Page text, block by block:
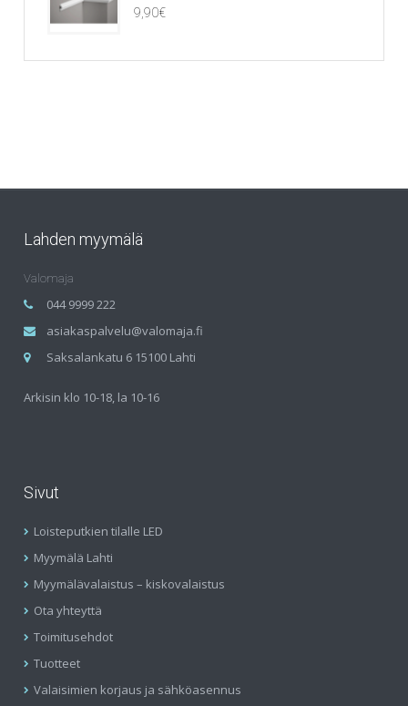
9,90€
Lahden myymälä
Valomaja
044 9999 222
asiakaspalvelu@valomaja.fi
Saksalankatu 6 15100 Lahti
Arkisin klo 10-18, la 10-16
Sivut
Loisteputkien tilalle LED
Myymälä Lahti
Myymälävalaistus – kiskovalaistus
Ota yhteyttä
Toimitusehdot
Tuotteet
Valaisimien korjaus ja sähköasennus